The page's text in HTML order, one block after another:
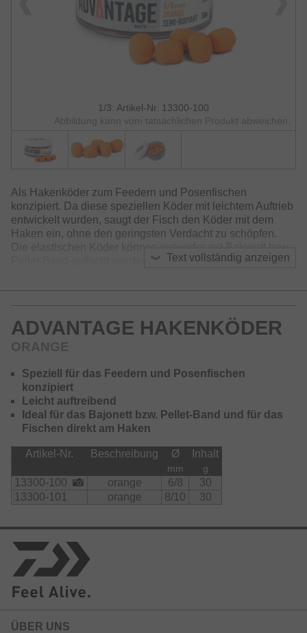
1/3: Artikel-Nr. 13300-100
Abbildung kann vom tatsächlichen Produkt abweichen.
Text vollständig anzeigen
Als Hakenköder zum Feedern und Posenfischen
konzipiert. Da diese speziellen Köder mit leichtem Auftrieb
entwickelt wurden, saugt der Fisch den Köder mit dem
Haken ein, ohne den geringsten Verdacht zu schöpfen.
Die elastischen Köder können entweder mit Bajonett bzw.
Pellet-Band gefischt werden oder sogar direkt auf den
ADVANTAGE HAKENKÖDER
ORANGE
Speziell für das Feedern und Posenfischen
konzipiert
Leicht auftreibend
Ideal für das Bajonett bzw. Pellet-Band und für das
Fischen direkt am Haken
Artikel-Nr. Beschreibung Ø Inhalt
mm g
13300-100 orange 6/8
30
13300-101
orange 8/10 30
ÜBER UNS